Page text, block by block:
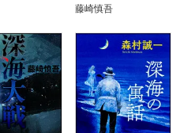
藤崎慎吾